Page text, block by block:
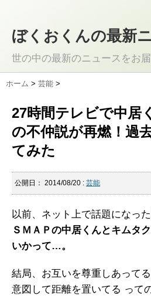
ぼくおくんの最新
世の中の最新のニュースをお
ホーム > 芸能 >
27時間テレビで中居
の不仲説が再燃！過
てみた
公開日： 2014/08/20 : 芸能
以前、ネット上で話題になった
ＳＭＡＰの中居くんとキムタ
いかって…。
結局、お互いを尊重しあって
意図して距離を置いてる って